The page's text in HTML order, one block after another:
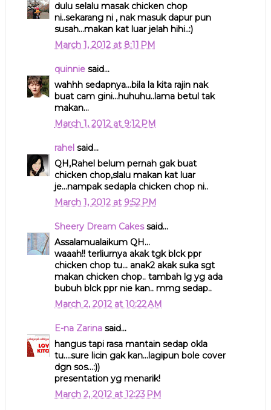
dulu selalu masak chicken chop
ni..sekarang ni , nak masuk dapur pun
susah...makan kat luar jelah hihi..:)
March 1, 2012 at 8:11 PM
quinniesaid...
wahhh sedapnya...bila la kita rajin nak
buat cam gini...huhuhu..lama betul tak
makan...
March 1, 2012 at 9:12 PM
rahelsaid...
QH,Rahel belum pernah gak buat
chicken chop,slalu makan kat luar
je...nampak sedapla chicken chop ni..
March 1, 2012 at 9:52 PM
Sheery Dream Cakessaid...
Assalamualaikum QH...
waaah!! terliurnya akak tgk blck ppr
chicken chop tu... anak2 akak suka sgt
makan chicken chop.. tambah lg yg ada
bubuh blck ppr nie kan.. mmg sedap..
March 2, 2012 at 10:22 AM
E-na Zarinasaid...
hangus tapi rasa mantain sedap okla
tu....sure licin gak kan...lagipun bole cover
dgn sos...:))
presentation yg menarik!
March 2, 2012 at 12:23 PM